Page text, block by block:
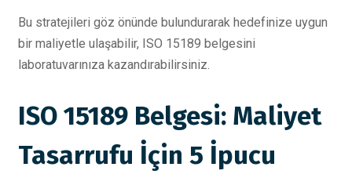
Bu stratejileri göz önünde bulundurarak hedefinize uygun
bir maliyetle ulaşabilir, ISO 15189 belgesini
laboratuvarınıza kazandırabilirsiniz.
ISO 15189 Belgesi: Maliyet
Tasarrufu İçin 5 İpucu